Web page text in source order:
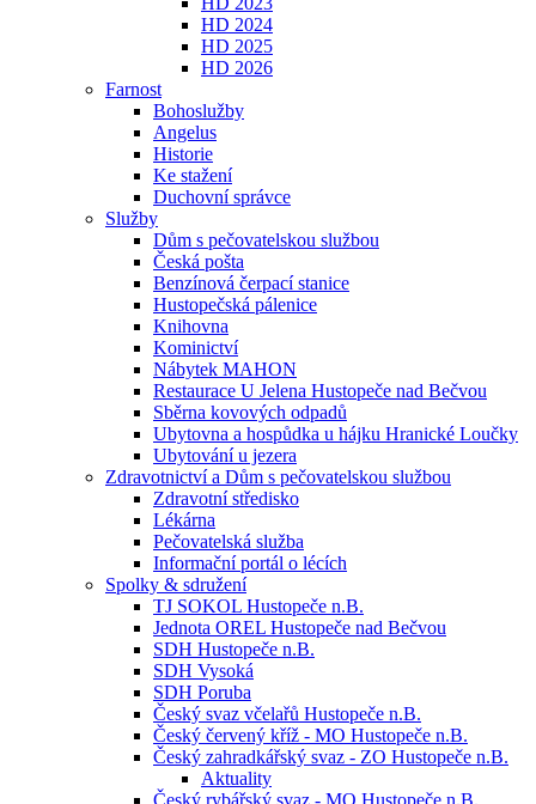
HD 2024
HD 2025
HD 2026
Farnost
Bohoslužby
Angelus
Historie
Ke stažení
Duchovní správce
Služby
Dům s pečovatelskou službou
Česká pošta
Benzínová čerpací stanice
Hustopečská pálenice
Knihovna
Kominictví
Nábytek MAHON
Restaurace U Jelena Hustopeče nad Bečvou
Sběrna kovových odpadů
Ubytovna a hospůdka u hájku Hranické Loučky
Ubytování u jezera
Zdravotnictví a Dům s pečovatelskou službou
Zdravotní středisko
Lékárna
Pečovatelská služba
Informační portál o lécích
Spolky & sdružení
TJ SOKOL Hustopeče n.B.
Jednota OREL Hustopeče nad Bečvou
SDH Hustopeče n.B.
SDH Vysoká
SDH Poruba
Český svaz včelařů Hustopeče n.B.
Český červený kříž - MO Hustopeče n.B.
Český zahradkářský svaz - ZO Hustopeče n.B.
Aktuality
Český rybářský svaz - MO Hustopeče n.B.